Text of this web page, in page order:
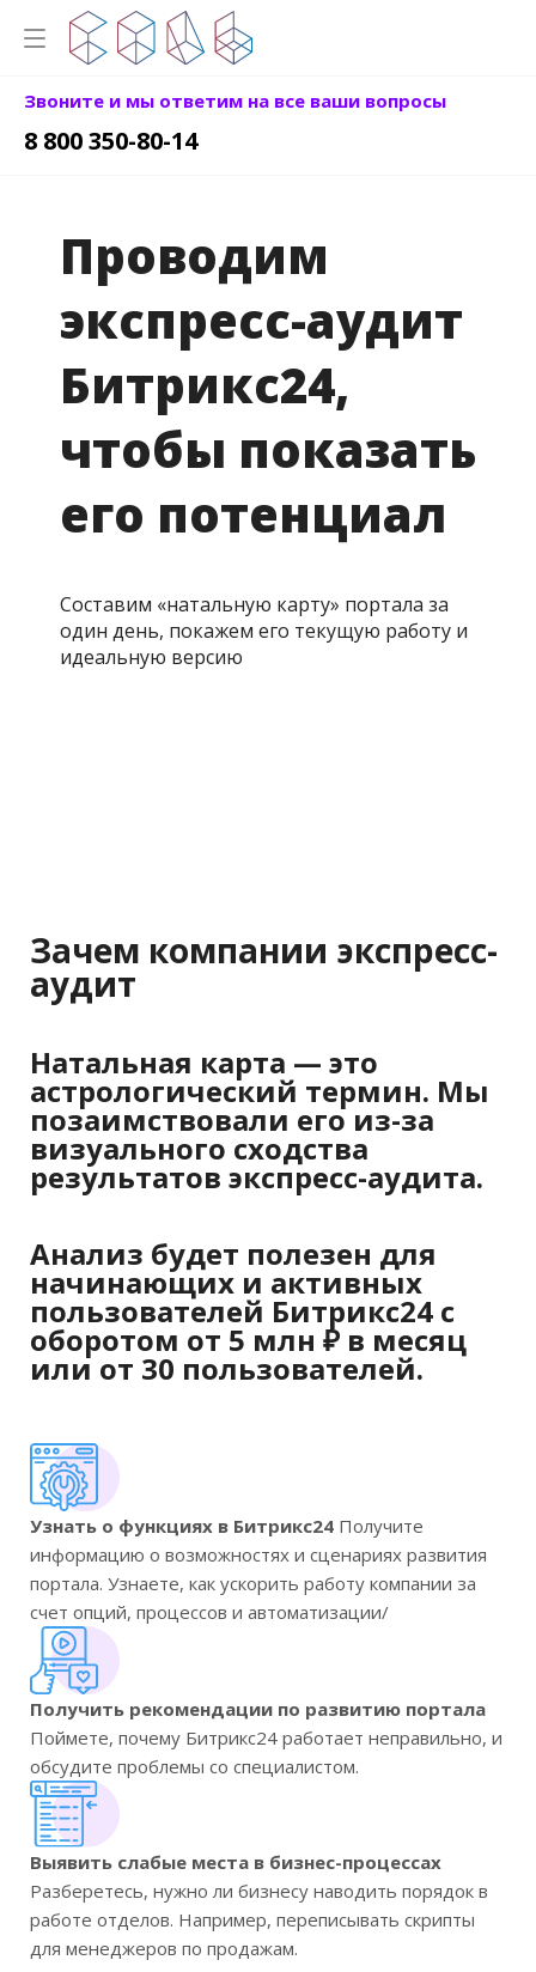
Звоните и мы ответим на все ваши вопросы
8 800 350-80-14
Проводим
экспресс-аудит
Битрикс24,
чтобы показать
его потенциал
Составим «натальную карту» портала за
один день, покажем его текущую работу и
идеальную версию
Зачем компании экспресс-
аудит
Натальная карта — это
астрологический термин. Мы
позаимствовали его из-за
визуального сходства
результатов экспресс-аудита.
Анализ будет полезен для
начинающих и активных
пользователей Битрикс24 с
оборотом от 5 млн ₽ в месяц
или от 30 пользователей.
Узнать о функциях в Битрикс24 Получите
информацию о возможностях и сценариях развития
портала. Узнаете, как ускорить работу компании за
счет опций, процессов и автоматизации/
Получить рекомендации по развитию портала
Поймете, почему Битрикс24 работает неправильно, и
обсудите проблемы со специалистом.
Выявить слабые места в бизнес-процессах
Разберетесь, нужно ли бизнесу наводить порядок в
работе отделов. Например, переписывать скрипты
для менеджеров по продажам.